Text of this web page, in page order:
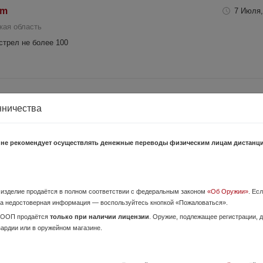
7
область
не более 100
область, Великий Новгород
12/76,согласно закону РФ, осмотр в г. Великий Новгород. Ружьё
кг, произведено примерно 150 выстрелов. Ружье бьет хорошо, н...
комплект
область, Великий Новгород
длинный Ствол 26”, твист 1:10, резьба 18х1. Настрел около 250
томпак и НПЗ экстра). Обкатка комплексная, холодная паста...
рекомендует осуществлять денежные переводы физическим лицам
продаётся в полном соответствии с федеральным законом «Об Оружии» .
недостоверная информация — воспользуйтесь кнопкой «Пожаловаться».
продаётся только при наличии лицензии . Оружие, подлежащее
или в оружейном магазине.